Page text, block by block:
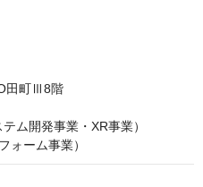
田町Ⅲ8階
ム開発事業・XR事業）
ォーム事業）